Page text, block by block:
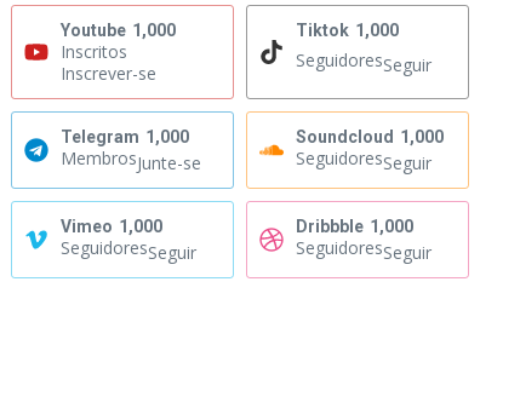
Youtube 1,000
Inscritos
Inscrever-se
Tiktok 1,000
SeguidoresSeguir
Telegram 1,000
MembrosJunte-se
Soundcloud 1,000
SeguidoresSeguir
Vimeo 1,000
SeguidoresSeguir
Dribbble 1,000
SeguidoresSeguir